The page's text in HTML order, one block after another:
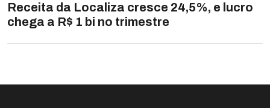
Receita da Localiza cresce 24,5%, e lucro
chega a R$ 1 bi no trimestre